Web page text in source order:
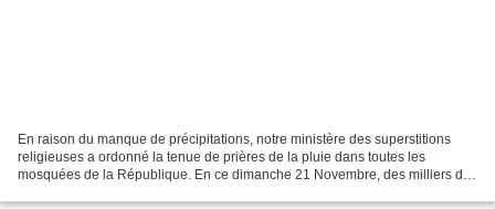
En raison du manque de précipitations, notre ministère des superstitions
religieuses a ordonné la tenue de prières de la pluie dans toutes les
mosquées de la République. En ce dimanche 21 Novembre, des milliers de